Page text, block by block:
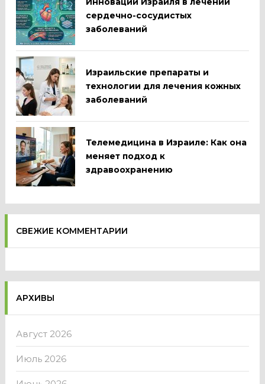
сердечно-сосудистых
заболеваний
Израильские препараты и
технологии для лечения кожных
заболеваний
Телемедицина в Израиле: Как она
меняет подход к
здравоохранению
СВЕЖИЕ КОММЕНТАРИИ
АРХИВЫ
Август 2026
Июль 2026